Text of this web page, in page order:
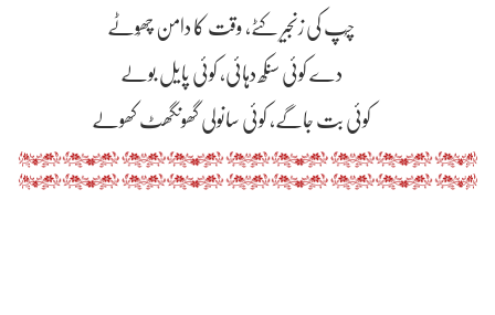
چُپ کی زنجیر کٹے، وقت کا دامن چھُوٹے
دے کوئی سنکھ دہائی، کوئی پایل بولے
کوئی بت جاگے، کوئی سانولی گھونگھٹ کھولے